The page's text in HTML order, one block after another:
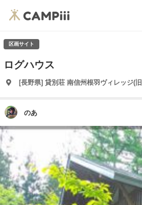
区画サイト
ログハウス
[長野県] 貸別荘 南信州根羽ヴィレッジ(
のあ